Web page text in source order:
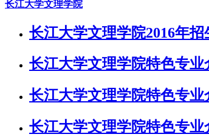
长江大学文理学院
长江大学文理学院2016年招
长江大学文理学院特色专
长江大学文理学院特色专
长江大学文理学院特色专